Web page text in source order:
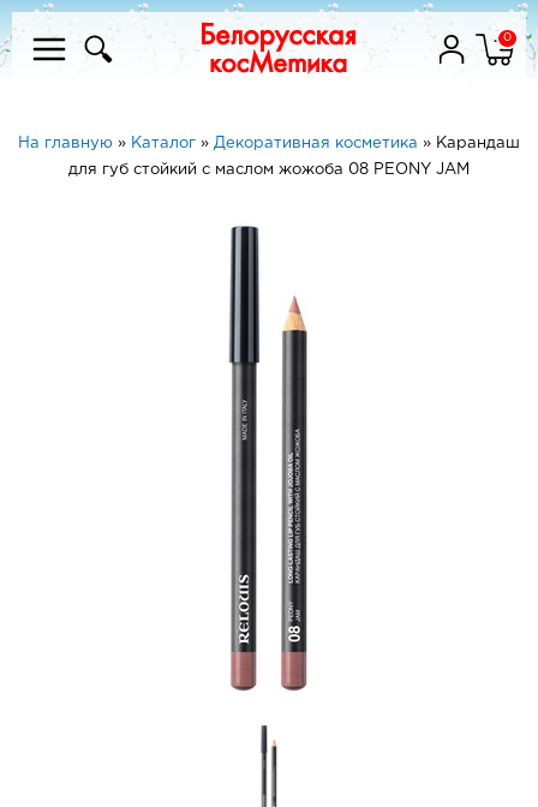
0
На главную » Каталог » Декоративная косметика » Карандаш
для губ стойкий с маслом жожоба 08 PEONY JAM